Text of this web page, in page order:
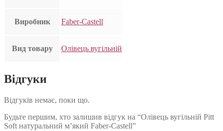
Виробник Faber-Castell
Вид товару Олівець вугільній
Відгуки
Відгуків немає, поки що.
Будьте першим, хто залишив відгук на “Олівець вугільній Pitt
Soft натуральний м’який Faber-Castell”